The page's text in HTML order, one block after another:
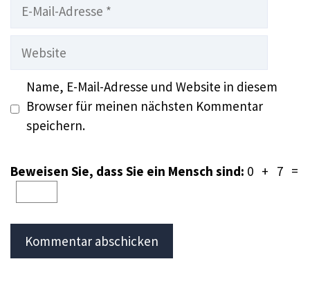
Website
Name, E-Mail-Adresse und Website in diesem
Browser für meinen nächsten Kommentar
speichern.
Beweisen Sie, dass Sie ein Mensch sind: 0 + 7 =